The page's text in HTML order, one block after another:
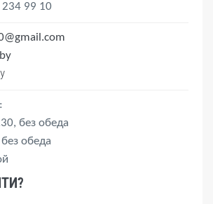
234 99 10
без обеда
обеда